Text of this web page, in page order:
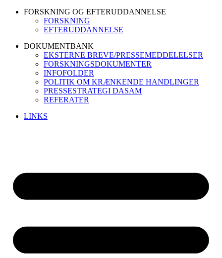
FORSKNING OG EFTERUDDANNELSE
FORSKNING
EFTERUDDANNELSE
DOKUMENTBANK
EKSTERNE BREVE/PRESSEMEDDELELSER
FORSKNINGSDOKUMENTER
INFOFOLDER
POLITIK OM KRÆNKENDE HANDLINGER
PRESSESTRATEGI DASAM
REFERATER
LINKS